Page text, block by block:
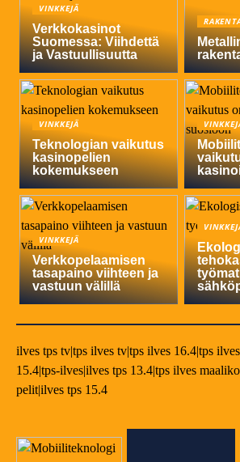
VINKKEJÄ
Verkkokasinot
Suomessa: Viihdettä
ja Vastuullisuutta
VINKKEJÄ
Teknologian vaikutus
kasinopelien
kokemukseen
VINKKEJÄ
Verkkopelaamisen
tasapaino viihteen ja
vastuun välillä
ilves tps tv|tps ilves tv|tps ilves 16.4|tps
15.4|tps-ilves|ilves tps 13.4|tps ilves
pelit|ilves tps 15.4